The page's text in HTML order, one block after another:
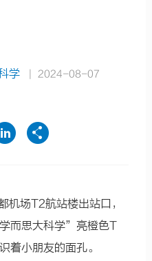
学 | 2024-08-07
场T2航站楼出站口，
而思大科学”亮橙色T
着小朋友的面孔。